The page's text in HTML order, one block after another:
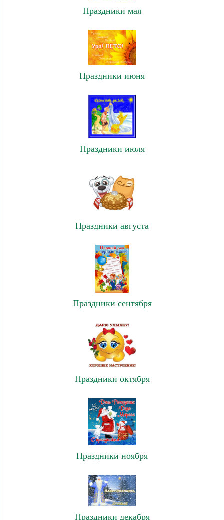
Праздники мая
Праздники июня
Праздники июля
Праздники августа
Праздники сентября
Праздники октября
Праздники ноября
Праздники декабря